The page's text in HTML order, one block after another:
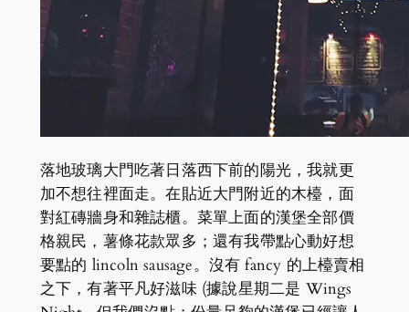
落地玻璃大門吃著日落西下前的陽光，我就更
加不想往裡面走。在貼近大門附近的木檯，面
對紅磚牆身和雜誌櫃。菜單上面的漢堡全部價
格親民，薯條花款眾多；還有我帶點心動好想
要點的 lincoln sausage。沒有 fancy 的上檯賣相
之下，有著平凡好滋味 (據說星期二是 Wings